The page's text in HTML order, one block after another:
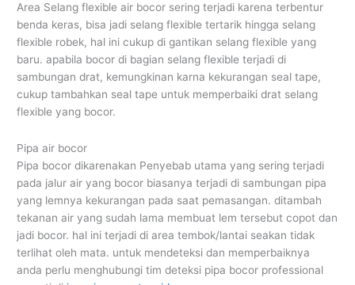
Area Selang flexible air bocor sering terjadi karena terbentur
benda keras, bisa jadi selang flexible tertarik hingga selang
flexible robek, hal ini cukup di gantikan selang flexible yang
baru. apabila bocor di bagian selang flexible terjadi di
sambungan drat, kemungkinan karna kekurangan seal tape,
cukup tambahkan seal tape untuk memperbaiki drat selang
flexible yang bocor.
Pipa air bocor
Pipa bocor dikarenakan Penyebab utama yang sering terjadi
pada jalur air yang bocor biasanya terjadi di sambungan pipa
yang lemnya kekurangan pada saat pemasangan. ditambah
tekanan air yang sudah lama membuat lem tersebut copot dan
jadi bocor. hal ini terjadi di area tembok/lantai seakan tidak
terlihat oleh mata. untuk mendeteksi dan memperbaiknya
anda perlu menghubungi tim deteksi pipa bocor professional